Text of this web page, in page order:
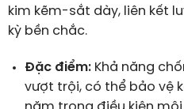
kim kẽm-sắt dày, liên kết
kỳ bền chắc.
Đặc điểm:Khả năng
vượt trội, có thể bảo vệ